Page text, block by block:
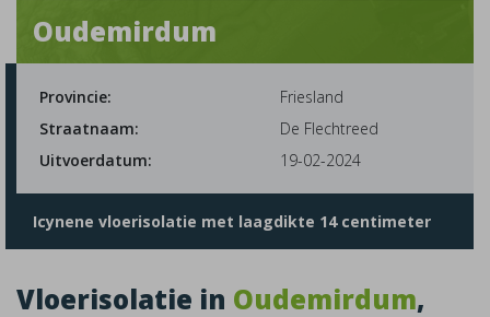
Oudemirdum
Provincie:
Friesland
Straatnaam:
De Flechtreed
Uitvoerdatum:
19-02-2024
Icynene vloerisolatie met laagdikte 14 centimeter
Vloerisolatie in Oudemirdum,